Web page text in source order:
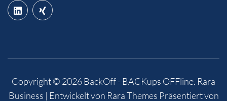
Copyright © 2026BackOff - BACKups OFFline. Rara
Business | Entwickelt von Rara Themes Präsentiert von